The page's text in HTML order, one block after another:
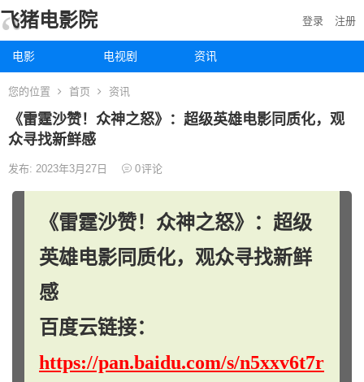
飞猪电影院
电影 电视剧 资讯
登录 注册
您的位置 首页 资讯
《雷霆沙赞！众神之怒》：超级英雄电影同质化，观
众寻找新鲜感
发布: 2023年3月27日 0评论
《雷霆沙赞！众神之怒》：超级
英雄电影同质化，观众寻找新鲜
感
百度云链接：
https://pan.baidu.com/s/n5xxv6t7r